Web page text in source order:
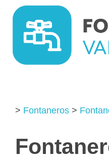
> Fontaneros >